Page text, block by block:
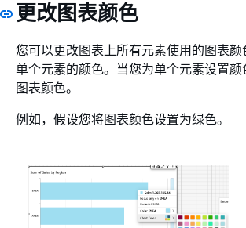
更改图表颜色
您可以更改图表上所有元素使用的图表
单个元素的颜色。当您为单个元素设置
图表颜色。
例如，假设您将图表颜色设置为绿色。